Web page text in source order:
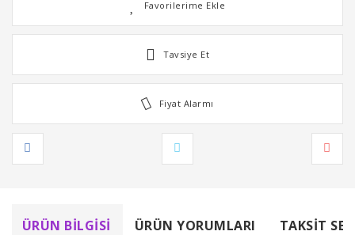
Tavsiye Et
Fiyat Alarmı
ÜRÜN BILGISI ÜRÜN YORUMLARI TAKSIT